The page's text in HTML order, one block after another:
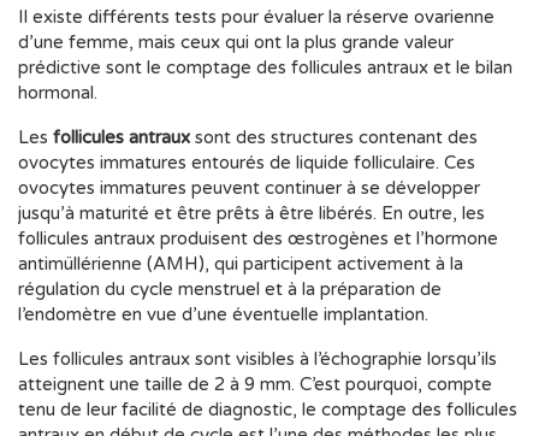
Il existe différents tests pour évaluer la réserve ovarienne
d’une femme, mais ceux qui ont la plus grande valeur
prédictive sont le comptage des follicules antraux et le bilan
hormonal.
Les follicules antraux sont des structures contenant des
ovocytes immatures entourés de liquide folliculaire. Ces
ovocytes immatures peuvent continuer à se développer
jusqu’à maturité et être prêts à être libérés. En outre, les
follicules antraux produisent des œstrogènes et l’hormone
antimüllérienne (AMH), qui participent activement à la
régulation du cycle menstruel et à la préparation de
l’endomètre en vue d’une éventuelle implantation.
Les follicules antraux sont visibles à l’échographie lorsqu’ils
atteignent une taille de 2 à 9 mm. C’est pourquoi, compte
tenu de leur facilité de diagnostic, le comptage des follicules